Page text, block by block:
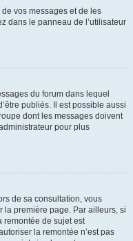
vos messages et de les
dans le panneau de l’utilisateur
du forum dans lequel
publiés. Il est possible aussi
dont les messages doivent
pour plus
de sa consultation, vous
la première page. Par ailleurs, si
remontée de sujet est
la remontée n’est pas